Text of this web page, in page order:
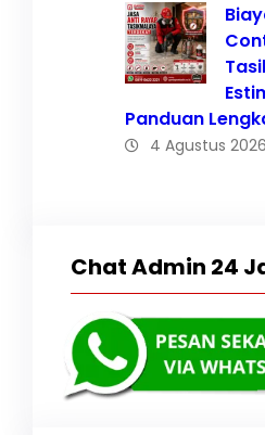
Panduan
4 Agustus 2026
Chat Admin 24